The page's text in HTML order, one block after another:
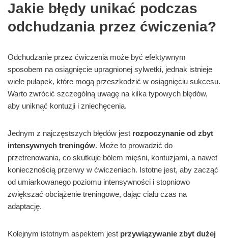
Jakie błędy unikać podczas
odchudzania przez ćwiczenia?
Odchudzanie przez ćwiczenia może być efektywnym
sposobem na osiągnięcie upragnionej sylwetki, jednak istnieje
wiele pułapek, które mogą przeszkodzić w osiągnięciu sukcesu.
Warto zwrócić szczególną uwagę na kilka typowych błędów,
aby uniknąć kontuzji i zniechęcenia.
Jednym z najczęstszych błędów jest rozpoczynanie od zbyt
intensywnych treningów. Może to prowadzić do
przetrenowania, co skutkuje bólem mięśni, kontuzjami, a nawet
koniecznością przerwy w ćwiczeniach. Istotne jest, aby zacząć
od umiarkowanego poziomu intensywności i stopniowo
zwiększać obciążenie treningowe, dając ciału czas na
adaptację.
Kolejnym istotnym aspektem jest przywiązywanie zbyt dużej